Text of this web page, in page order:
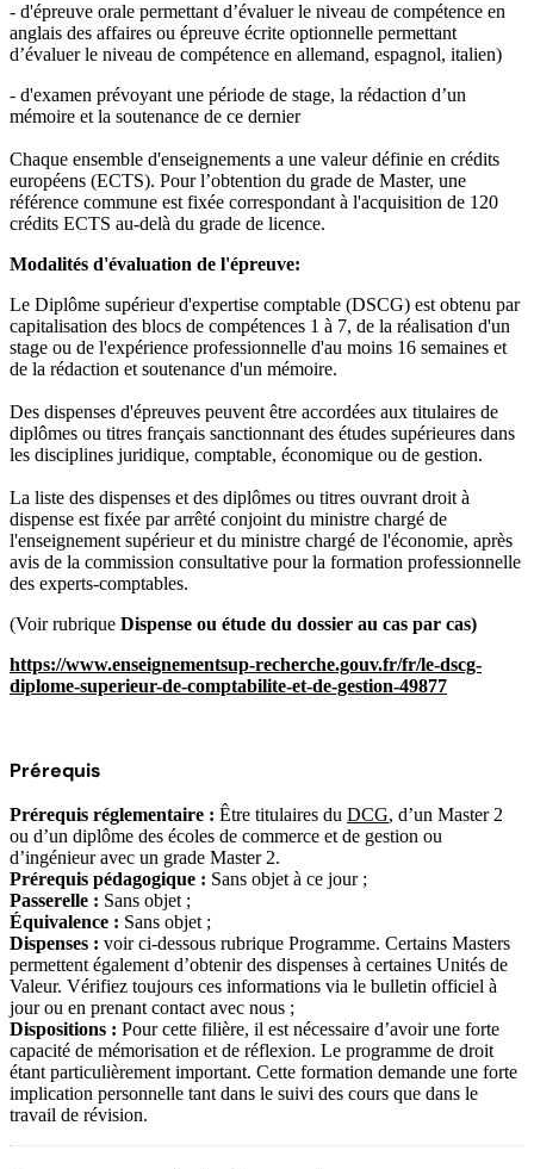
- d'épreuve orale permettant d’évaluer le niveau de compétence en
anglais des affaires ou épreuve écrite optionnelle permettant
d’évaluer le niveau de compétence en allemand, espagnol, italien)
- d'examen prévoyant une période de stage, la rédaction d’un
mémoire et la soutenance de ce dernier
Chaque ensemble d'enseignements a une valeur définie en crédits
européens (ECTS). Pour l’obtention du grade de Master, une
référence commune est fixée correspondant à l'acquisition de 120
crédits ECTS au-delà du grade de licence.
Modalités d'évaluation de l'épreuve:
Le Diplôme supérieur d'expertise comptable (DSCG) est obtenu par
capitalisation des blocs de compétences 1 à 7, de la réalisation d'un
stage ou de l'expérience professionnelle d'au moins 16 semaines et
de la rédaction et soutenance d'un mémoire.
Des dispenses d'épreuves peuvent être accordées aux titulaires de
diplômes ou titres français sanctionnant des études supérieures dans
les disciplines juridique, comptable, économique ou de gestion.
La liste des dispenses et des diplômes ou titres ouvrant droit à
dispense est fixée par arrêté conjoint du ministre chargé de
l'enseignement supérieur et du ministre chargé de l'économie, après
avis de la commission consultative pour la formation professionnelle
des experts-comptables.
(Voir rubrique Dispense ou étude du dossier au cas par cas)
https://www.enseignementsup-recherche.gouv.fr/fr/le-dscg-
diplome-superieur-de-comptabilite-et-de-gestion-49877
Prérequis
Prérequis réglementaire : Être titulaires du DCG, d’un Master 2
ou d’un diplôme des écoles de commerce et de gestion ou
d’ingénieur avec un grade Master 2.
Prérequis pédagogique : Sans objet à ce jour ;
Passerelle : Sans objet ;
Équivalence : Sans objet ;
Dispenses : voir ci-dessous rubrique Programme. Certains Masters
permettent également d’obtenir des dispenses à certaines Unités de
Valeur. Vérifiez toujours ces informations via le bulletin officiel à
jour ou en prenant contact avec nous ;
Dispositions : Pour cette filière, il est nécessaire d’avoir une forte
capacité de mémorisation et de réflexion. Le programme de droit
étant particulièrement important. Cette formation demande une forte
implication personnelle tant dans le suivi des cours que dans le
travail de révision.